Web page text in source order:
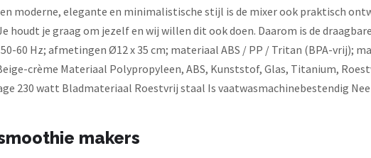
moderne, elegante en minimalistische stijl is de mixer ook praktisch
houdt je graag om jezelf en wij willen dit ook doen. Daarom is de
60 Hz; afmetingen Ø12 x 35 cm; materiaal ABS / PP / Tritan (BPA-vrij);
crème Materiaal Polypropyleen, ABS, Kunststof, Glas, Titanium,
230 watt Bladmateriaal Roestvrij staal Is vaatwasmachinebestendig Nee
makers